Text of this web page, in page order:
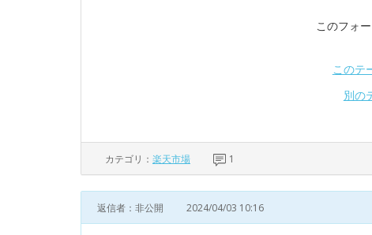
このフォ
このテ
別の
カテゴリ： 楽天市場 1
返信者：非公開 2024/04/03 10:16